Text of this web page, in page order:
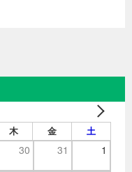
木 金 土
30 31 1